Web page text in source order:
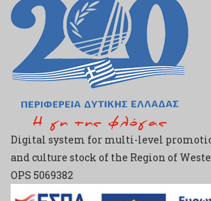
Digital system for multi-level
and culture stock of the Region of
ΟPS 5069382